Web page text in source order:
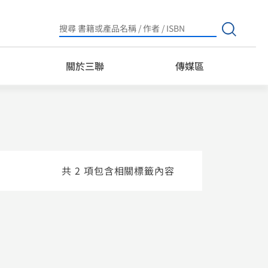
Search
for:
關於三聯 傳媒區
共 2 項包含相關標籤內容